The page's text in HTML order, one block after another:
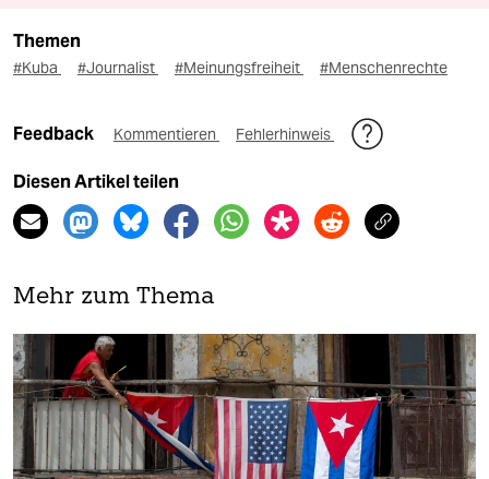
Themen
#Kuba #Journalist #Meinungsfreiheit #Menschenrechte
Feedback Kommentieren Fehlerhinweis
Diesen Artikel teilen
Mehr zum Thema